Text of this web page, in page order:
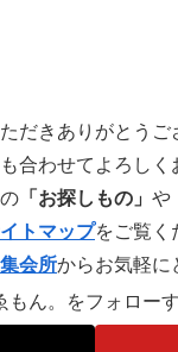
だきありがとうご
も合わせてよろしく
「お探しもの」 や
トマップをご覧く
会所からお気軽に
もん。をフォロー